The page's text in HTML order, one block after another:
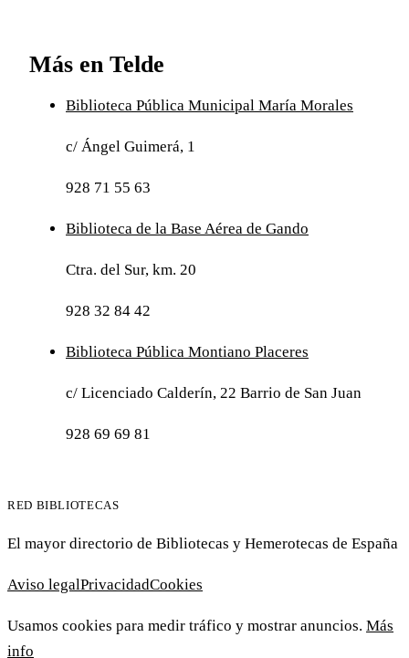
Más en Telde
Biblioteca Pública Municipal María Morales
c/ Ángel Guimerá, 1
928 71 55 63
Biblioteca de la Base Aérea de Gando
Ctra. del Sur, km. 20
928 32 84 42
Biblioteca Pública Montiano Placeres
c/ Licenciado Calderín, 22 Barrio de San Juan
928 69 69 81
RED BIBLIOTECAS
El mayor directorio de Bibliotecas y Hemerotecas de España
Aviso legalPrivacidadCookies
Usamos cookies para medir tráfico y mostrar anuncios. Más
info